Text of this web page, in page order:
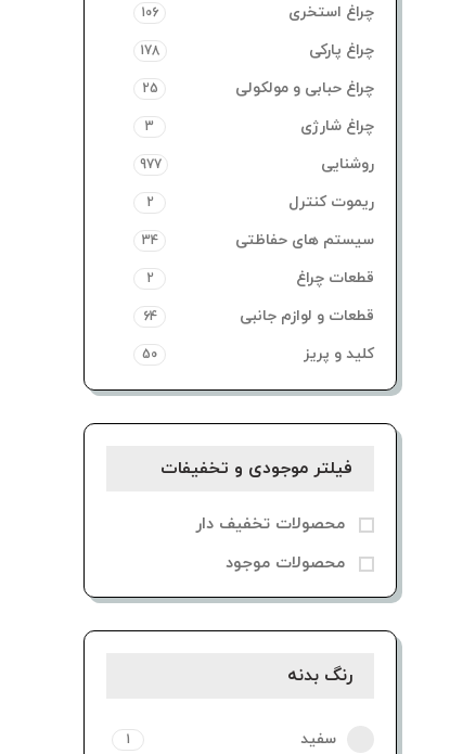
چراغ استخری 106
چراغ پارکی 178
چراغ حبابی و مولکولی 25
چراغ شارژی 3
روشنایی 977
ریموت کنترل 2
سیستم های حفاظتی 34
قطعات چراغ 2
قطعات و لوازم جانبی 64
کلید و پریز 50
فیلتر موجودی و تخفیفات
محصولات تخفیف دار
محصولات موجود
رنگ بدنه
سفید 1